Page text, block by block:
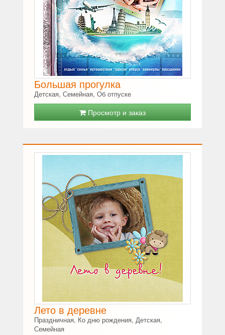
Большая прогулка
Детская, Семейная, Об отпуске
Просмотр и заказ
Лето в деревне
Праздничная, Ко дню рождения, Детская,
Семейная